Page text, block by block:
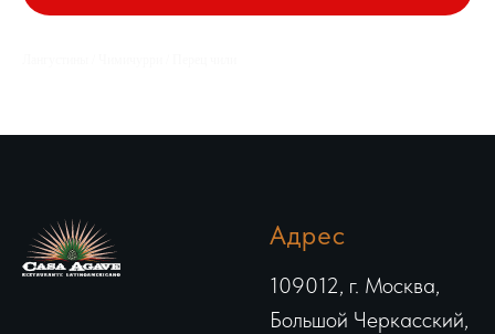
Адрес
109012, г. Москва,
Большой Черкасский,